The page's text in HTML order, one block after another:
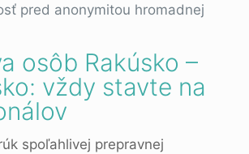
pred anonymitou hromadnej
osôb Rakúsko –
vždy stavte na
spoľahlivej prepravnej